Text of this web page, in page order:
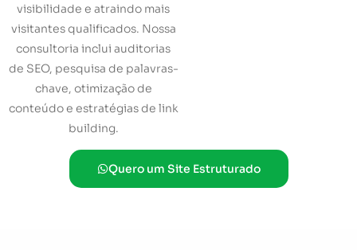
visibilidade e atraindo mais
visitantes qualificados. Nossa
consultoria inclui auditorias
de SEO, pesquisa de palavras-
chave, otimização de
conteúdo e estratégias de link
building.
Quero um Site Estruturado